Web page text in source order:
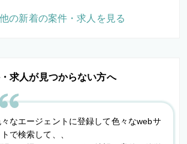
求人が見つからない方へ
なエージェントに登録して色々なwebサ
で検索して、、
の新着の案件・求人を見る